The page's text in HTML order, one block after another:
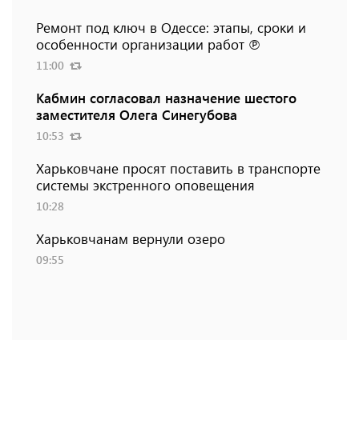
Ремонт под ключ в Одессе: этапы, сроки и
особенности организации работ ℗
11:00
Кабмин согласовал назначение шестого
заместителя Олега Синегубова
10:53
Харьковчане просят поставить в транспорте
системы экстренного оповещения
10:28
Харьковчанам вернули озеро
09:55